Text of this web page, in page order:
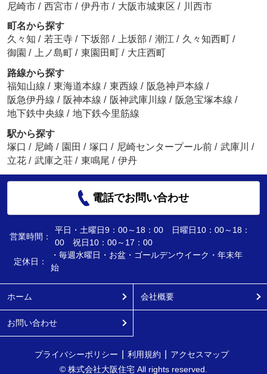
尼崎市 / 西宮市 / 伊丹市 / 大阪市城東区 / 川西市
町名から探す
久々知 / 若王寺 / 下坂部 / 上坂部 / 潮江 / 久々知西町 /
御園 / 上ノ島町 / 東園田町 / 大庄西町
路線から探す
福知山線 / 東海道本線 / 東西線 / 阪急神戸本線 /
阪急伊丹線 / 阪神本線 / 阪神武庫川線 / 阪急宝塚本線 /
地下鉄中央線 / 地下鉄今里筋線
駅から探す
塚口 / 尼崎 / 園田 / 塚口 / 尼崎センタープール前 / 武庫川
/
立花 / 武庫之荘 / 東鳴尾 / 伊丹
電話でお問い合わせ
営業時間：
平日・土曜日9：00～18：00 日曜日10：00～18：
00 祝日10：00～17：00
定休日：
・毎週水曜日・お盆・ゴールデンウイーク・年末年
始
ホーム 会社概要
お問い合わせ
プライバシーポリシー 利用規約
アクセスマップ
© 株式会社大阪住宅 All rights reserved.